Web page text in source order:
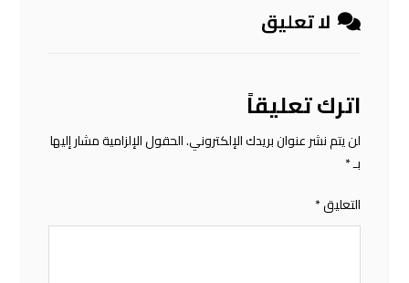
لا تعليق
اترك تعليقاً
لن يتم نشر عنوان بريدك الإلكتروني.الحقول الإلزامية مشار إليها
بـ*
التعليق*